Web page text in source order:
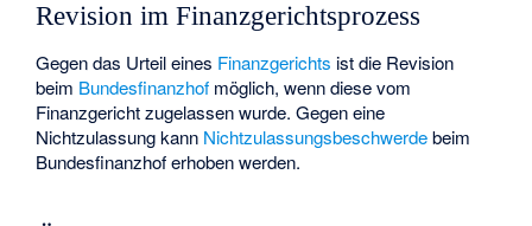
Revision im Finanzgerichtsprozess
Gegen das Urteil eines Finanzgerichts ist die Revision
beim Bundesfinanzhof möglich, wenn diese vom
Finanzgericht zugelassen wurde. Gegen eine
Nichtzulassung kann Nichtzulassungsbeschwerdebeim
Bundesfinanzhof erhoben werden.